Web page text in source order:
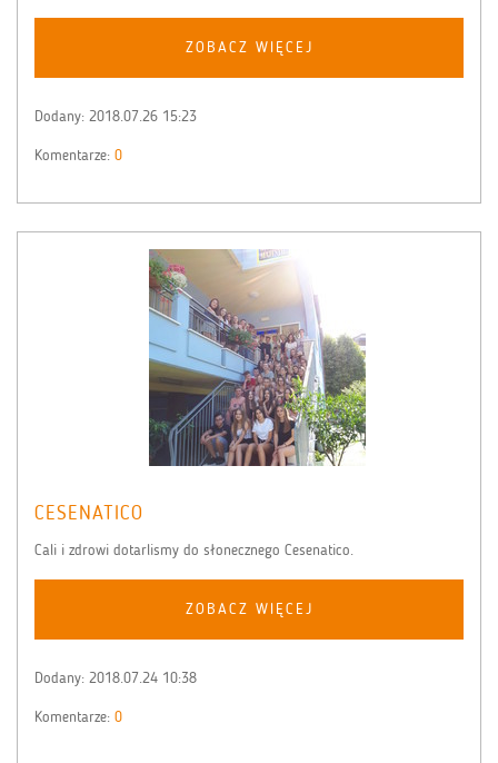
ZOBACZ WIĘCEJ
Dodany: 2018.07.26 15:23
Komentarze: 0
CESENATICO
Cali i zdrowi dotarlismy do słonecznego Cesenatico.
ZOBACZ WIĘCEJ
Dodany: 2018.07.24 10:38
Komentarze: 0